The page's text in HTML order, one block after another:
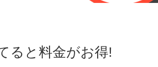
ると料金がお得!